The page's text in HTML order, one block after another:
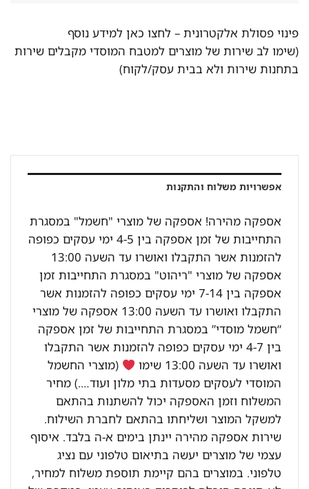
פינוי פסולת אלקטרונית – לחצו כאן למידע נוסף
(שימו לב שירות של מוצרים למטבח המוסדי מקבלים שירות
בתחנות שירות ולא בבית עסק/לקוח)
אפשרויות משלוח והתקנות
אספקה מהירה! אספקה של מוצרי "חשמל" במסגרת
התחייבות של זמן אספקה בין 4-5 ימי עסקים כפופה
להזמנות אשר התקבלו ואושרו עד השעה 13:00
אספקה של מוצרי "ריהוט" במסגרת התחייבות זמן
אספקה בין 7-14 ימי עסקים כפופה להזמנות אשר
התקבלו ואושרו עד השעה 13:00 אספקה של מוצרי
“חשמל מוסדי” במסגרת התחייבות של זמן אספקה
בין 4-7 ימי עסקים כפופה להזמנות אשר התקבלו
ואושרו עד השעה 13:00 שימו
(מוצרי החשמל
המוסדי לעסקים מסעדות בתי מלון ועוד….) מחיר
המשלוח וזמן האספקה יכול להשתנות בהתאם
למשקל המוצר ושליחתו בהתאם לחברת השילוח.
שירות אספקה מהירה יינתן בימים א-ה בלבד. איסוף
עצמי של מוצרים יעשה בתיאום טלפוני עם נציג
טלפוני. במוצרים בהם קיימת תוספת משלוח למחיר,